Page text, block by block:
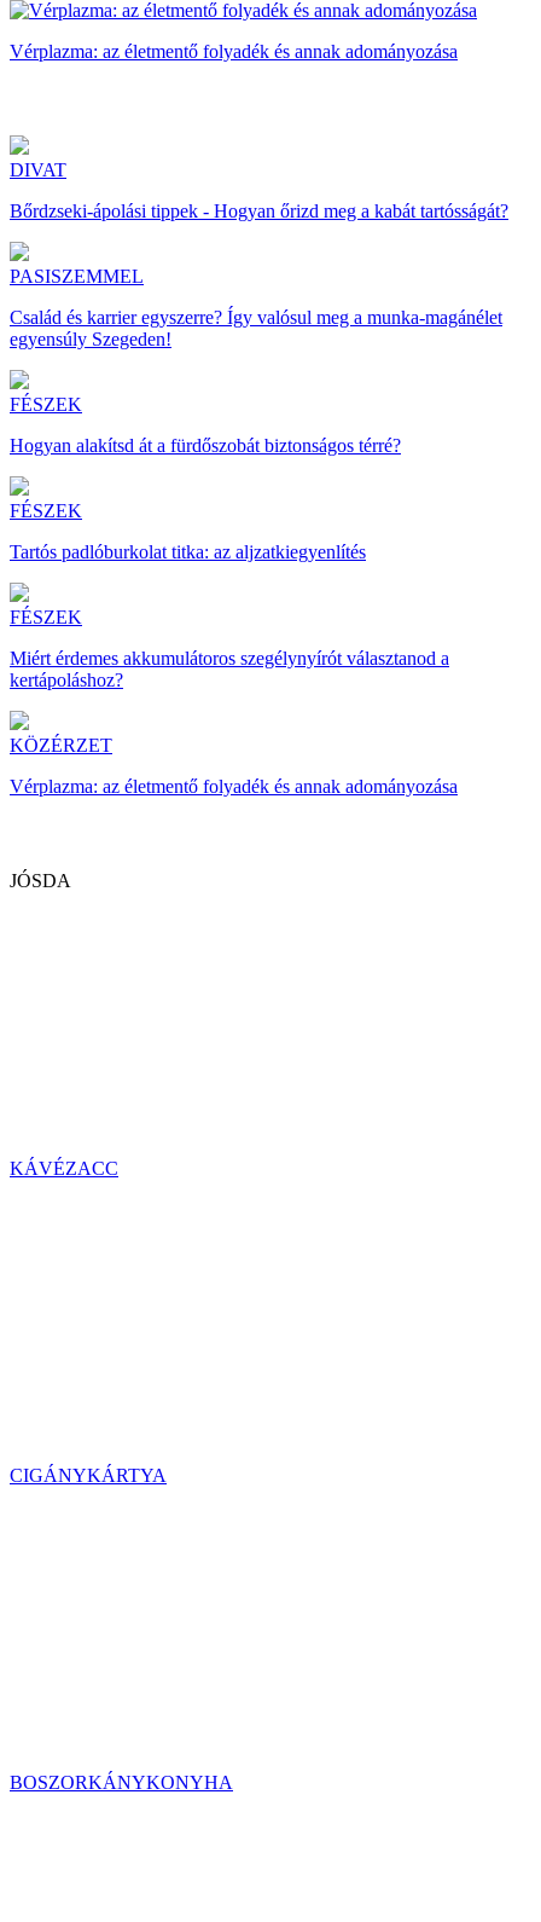
Vérplazma: az életmentő folyadék és annak adományozása
DIVAT
Bőrdzseki-ápolási tippek - Hogyan őrizd meg a kabát tartósságát?
PASISZEMMEL
Család és karrier egyszerre? Így valósul meg a munka-magánélet
egyensúly Szegeden!
FÉSZEK
Hogyan alakítsd át a fürdőszobát biztonságos térré?
FÉSZEK
Tartós padlóburkolat titka: az aljzatkiegyenlítés
FÉSZEK
Miért érdemes akkumulátoros szegélynyírót választanod a
kertápoláshoz?
KÖZÉRZET
Vérplazma: az életmentő folyadék és annak adományozása
JÓSDA
KÁVÉZACC
CIGÁNYKÁRTYA
BOSZORKÁNYKONYHA